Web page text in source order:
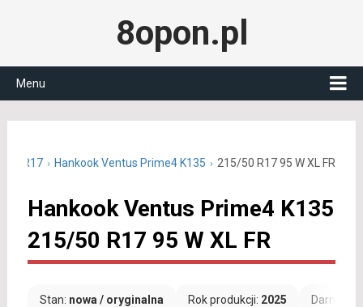
8opon.pl
Menu
50 R17 Hankook Ventus Prime4 K135 215/50 R17 95 W XL FR
Hankook Ventus Prime4 K135
215/50 R17 95 W XL FR
Stan: nowa / oryginalna Rok produkcji: 2025